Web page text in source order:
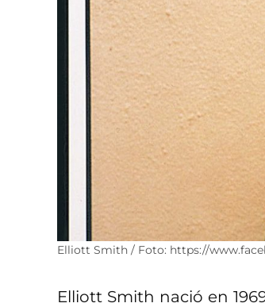
Elliott Smith / Foto: https://
Elliott Smith nació en